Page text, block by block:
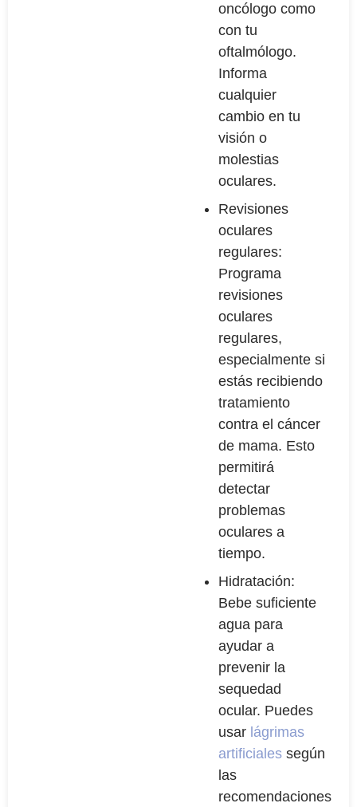
oncólogo como
con tu
oftalmólogo.
Informa
cualquier
cambio en tu
visión o
molestias
oculares.
Revisiones
oculares
regulares:
Programa
revisiones
oculares
regulares,
especialmente si
estás recibiendo
tratamiento
contra el cáncer
de mama. Esto
permitirá
detectar
problemas
oculares a
tiempo.
Hidratación:
Bebe suficiente
agua para
ayudar a
prevenir la
sequedad
ocular. Puedes
usar lágrimas
artificiales según
las
recomendaciones